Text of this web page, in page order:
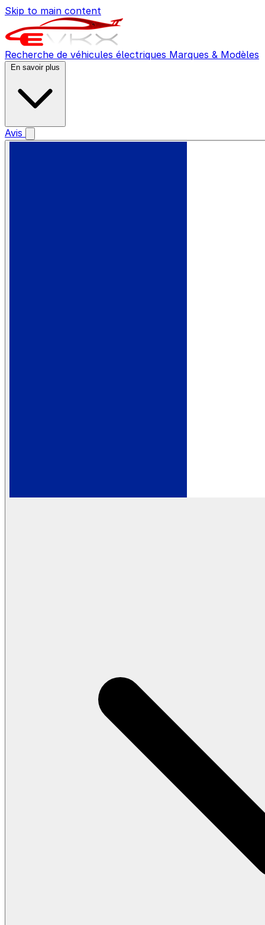
Skip to main content
Recherche de véhicules électriques Marques & Modèles
En savoir plus
Avis